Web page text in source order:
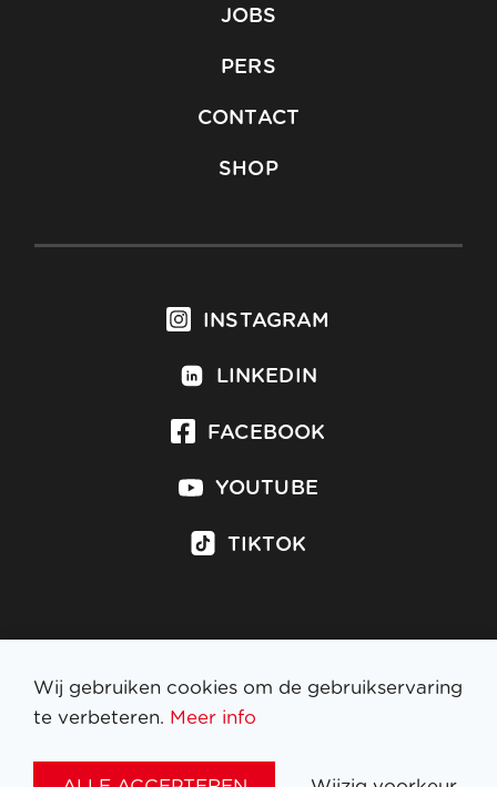
JOBS
PERS
CONTACT
SHOP
INSTAGRAM
LINKEDIN
FACEBOOK
YOUTUBE
TIKTOK
Inschrijven op nieuwsbrief
Wij gebruiken cookies om de gebruikservaring
te verbeteren. Meer info